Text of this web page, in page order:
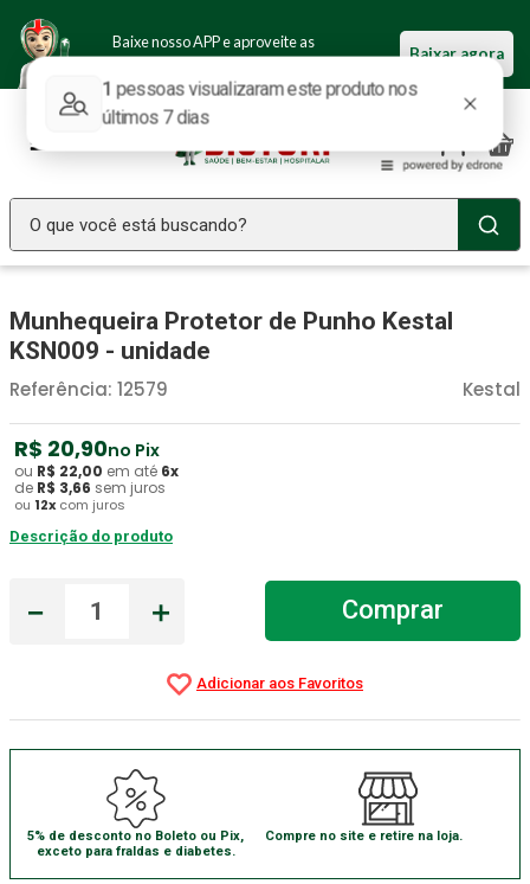
Baixe nosso APP e aproveite as
Baixar agora
O que você está buscando?
Munhequeira Protetor de Punho Kestal
KSN009 - unidade
Kestal
Referência: 12579
R$ 20,90no Pix
ou R$ 22,00 em até 6x
de R$ 3,66 sem juros
ou 12x com juros
Descrição do produto
＋
－ Comprar
5% de desconto no Boleto ou Pix,
exceto para fraldas e diabetes.
Compre no site e retire na loja.
1º Seringa Insulina
2º Fralda Geriatrica
3 º Luva Latex
4º Littmann
5 º Estetoscopio Littmann
º Aparelho Pressão
Gaze Esteril
Cadeira Banho